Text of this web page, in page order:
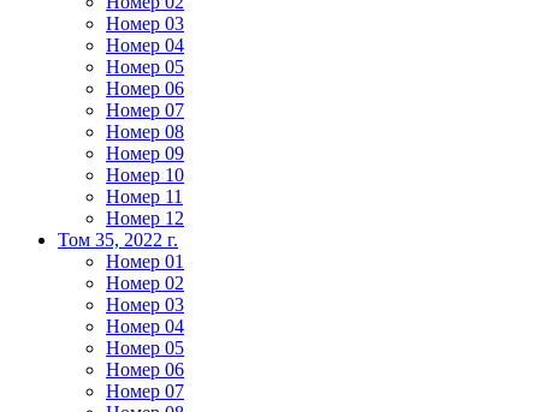
Номер 03
Номер 04
Номер 05
Номер 06
Номер 07
Номер 08
Номер 09
Номер 10
Номер 11
Номер 12
Том 35, 2022 г.
Номер 01
Номер 02
Номер 03
Номер 04
Номер 05
Номер 06
Номер 07